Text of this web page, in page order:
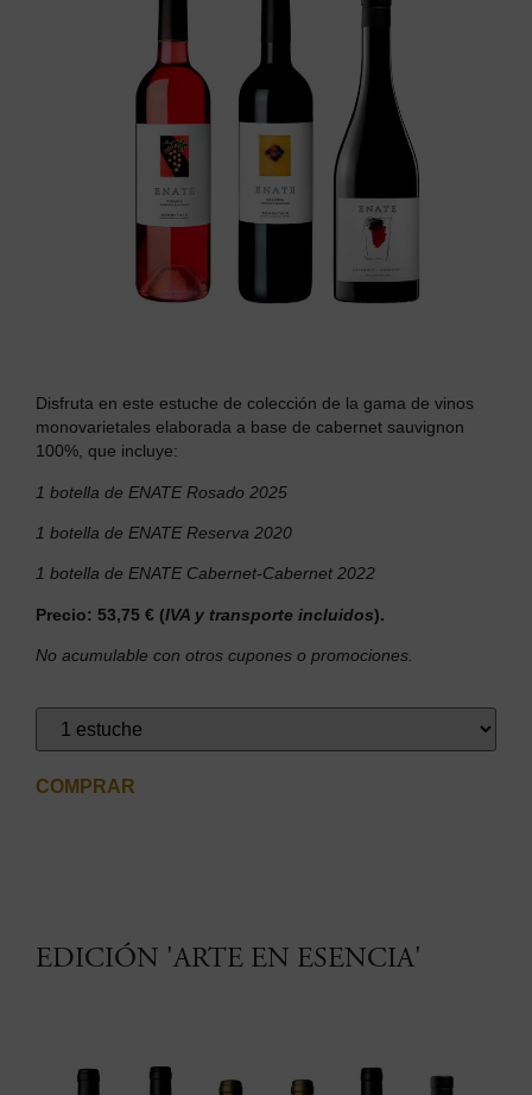
Disfruta en este estuche de colección de la gama de vinos
monovarietales elaborada a base de cabernet sauvignon
100%, que incluye:
1 botella de ENATE Rosado 2025
1 botella de ENATE Reserva 2020
1 botella de ENATE Cabernet-Cabernet 2022
Precio: 53,75 € (IVA y transporte incluidos).
No acumulable con otros cupones o promociones.
COMPRAR
EDICIÓN 'ARTE EN ESENCIA'